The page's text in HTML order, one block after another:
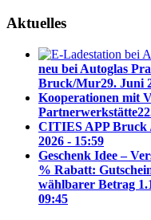
Aktuelles
neu bei Autoglas
Bruck/Mur29. Juni
Kooperationen mit
Partnerwerkstätte
CITIES APP Bruck
2026 - 15:59
Geschenk Idee –
% Rabatt:
wählbarer Betrag
09:45